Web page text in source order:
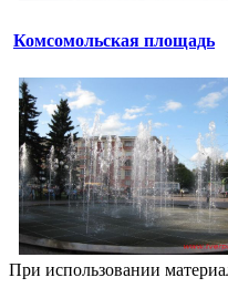
Комсомольская площадь
При использовании